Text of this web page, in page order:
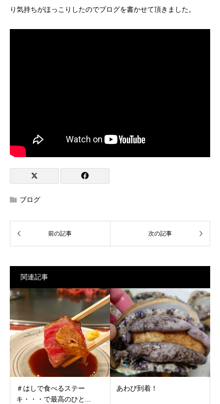
り気持ちがほっこりしたのでブログを書かせて頂きました。
ブログ
関連記事
＃はしで食べるステー
キ・・・で最高のひと...
あわび到着！